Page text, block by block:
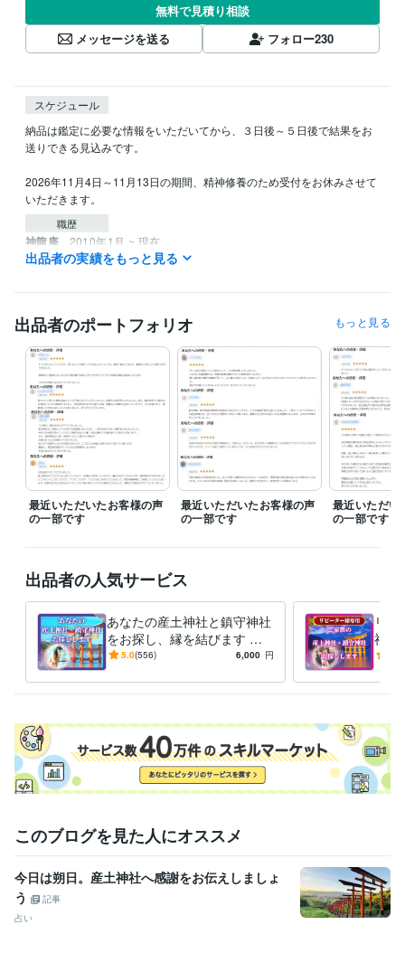
無料で見積り相談
メッセージを送る
フォロー230
スケジュール
納品は鑑定に必要な情報をいただいてから、３日後～５日後で結果をお
送りできる見込みです。
2026年11月4日～11月13日の期間、精神修養のため受付をお休みさせて
いただきます。
職歴
神龍庵 2010年1月 ~ 現在
産土神社鑑定士 取得年 : 2010年
風水守護獣鑑定師 取得年 : 2018年
得意分野
占い 産土神社鑑定 あなたが開運しやすい神社と参拝順序鑑定
開運 神様リーディング
風水
四柱推命
縁結び 金運
出品者の実績をもっと見る
出品者のポートフォリオ もっと見る
最近いただいたお客様の声
の一部です
最近いただいたお客様の声
の一部です
最近いただい
の一部です
出品者の人気サービス
あなたの産土神社と鎮守神社
をお探し、縁を結びます お
盆にご先祖様と産土神様に感
5.0(556) 6,000 円
リ
神社
お盆
このブログを見た人にオススメ
今日は朔日。産土神社へ感謝をお伝えしましょ
う
記事
占い